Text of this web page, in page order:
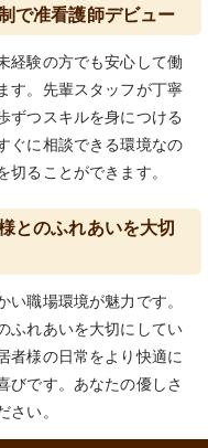
で准看護師デビュー
経験の方でも安心して働
す。先輩スタッフが丁寧
ずつスキルを身につける
ぐに相談できる環境なの
ることができます。
とのふれあいを大切
職場環境が魅力です。
ふれあいを大切にしてい
者様の日常をより快適に
びです。あなたの優しさ
さい。